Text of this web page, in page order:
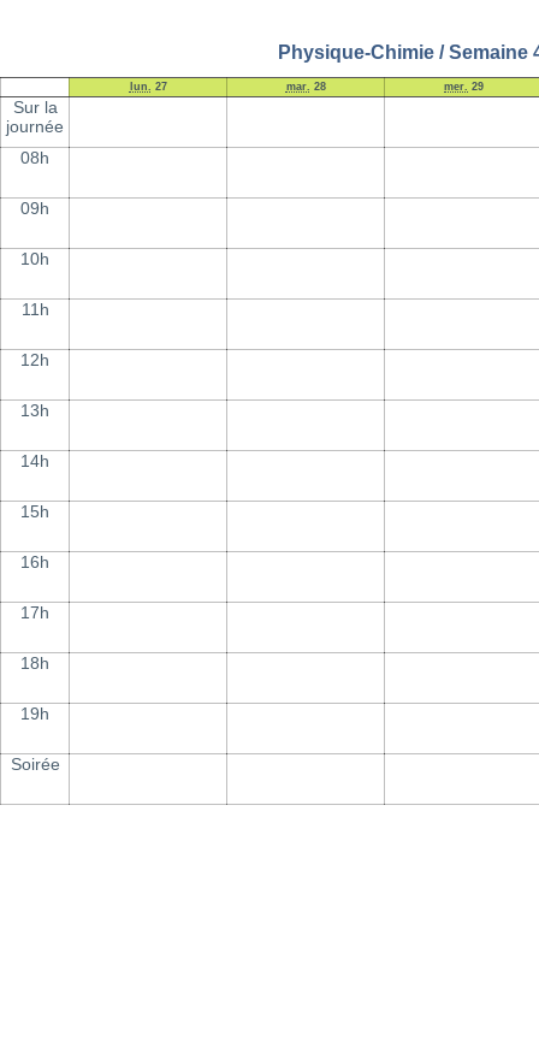
Physique-Chimie / Semaine
lun. 27 mar. 28 mer. 29
Sur la
journée
08h
09h
10h
11h
12h
13h
14h
15h
16h
17h
18h
19h
Soirée